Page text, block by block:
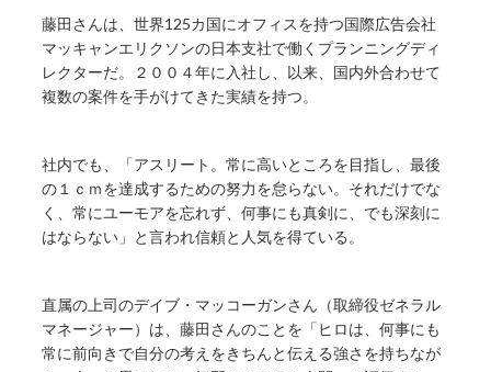
藤田さんは、世界125カ国にオフィスを持つ国際広告会社
マッキャンエリクソンの日本支社で働くプランニングディ
レクターだ。２００４年に入社し、以来、国内外合わせて
複数の案件を手がけてきた実績を持つ。
社内でも、「アスリート。常に高いところを目指し、最後
の１ｃｍを達成するための努力を怠らない。それだけでな
く、常にユーモアを忘れず、何事にも真剣に、でも深刻に
はならない」と言われ信頼と人気を得ている。
直属の上司のデイブ・マッコーガンさん（取締役ゼネラル
マネージャー）は、藤田さんのことを「ヒロは、何事にも
常に前向きで自分の考えをきちんと伝える強さを持ちなが